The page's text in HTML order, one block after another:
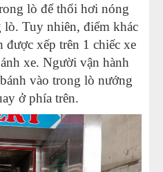
lò để thổi hơi nóng
lò. Tuy nhiên, điểm khác
được xếp trên 1 chiếc xe
xe. Người vận hành
vào trong lò nướng
ở phía trên.